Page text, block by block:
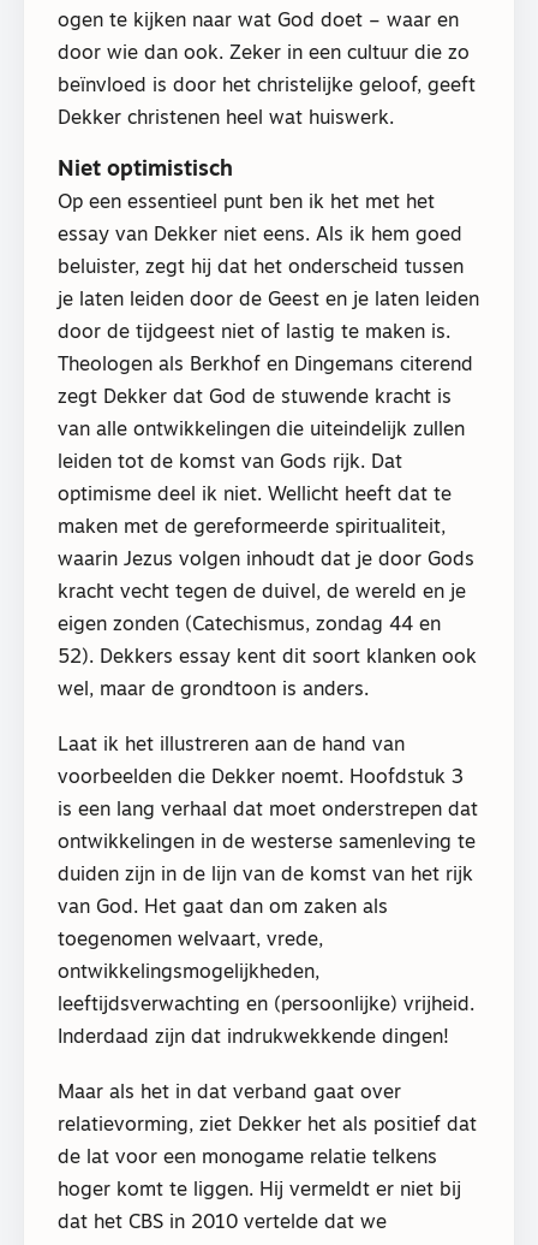
ogen te kijken naar wat God doet – waar en
door wie dan ook. Zeker in een cultuur die zo
beïnvloed is door het christelijke geloof, geeft
Dekker christenen heel wat huiswerk.
Niet optimistisch
Op een essentieel punt ben ik het met het
essay van Dekker niet eens. Als ik hem goed
beluister, zegt hij dat het onderscheid tussen
je laten leiden door de Geest en je laten leiden
door de tijdgeest niet of lastig te maken is.
Theologen als Berkhof en Dingemans citerend
zegt Dekker dat God de stuwende kracht is
van alle ontwikkelingen die uiteindelijk zullen
leiden tot de komst van Gods rijk. Dat
optimisme deel ik niet. Wellicht heeft dat te
maken met de gereformeerde spiritualiteit,
waarin Jezus volgen inhoudt dat je door Gods
kracht vecht tegen de duivel, de wereld en je
eigen zonden (Catechismus, zondag 44 en
52). Dekkers essay kent dit soort klanken ook
wel, maar de grondtoon is anders.
Laat ik het illustreren aan de hand van
voorbeelden die Dekker noemt. Hoofdstuk 3
is een lang verhaal dat moet onderstrepen dat
ontwikkelingen in de westerse samenleving te
duiden zijn in de lijn van de komst van het rijk
van God. Het gaat dan om zaken als
toegenomen welvaart, vrede,
ontwikkelingsmogelijkheden,
leeftijdsverwachting en (persoonlijke) vrijheid.
Inderdaad zijn dat indrukwekkende dingen!
Maar als het in dat verband gaat over
relatievorming, ziet Dekker het als positief dat
de lat voor een monogame relatie telkens
hoger komt te liggen. Hij vermeldt er niet bij
dat het CBS in 2010 vertelde dat we